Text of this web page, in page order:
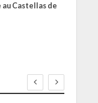
au Castellas de